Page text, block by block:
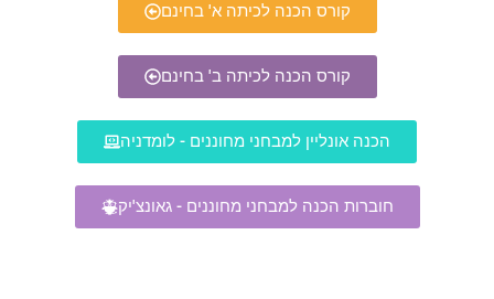
קורס הכנה לכיתה א' בחינם
קורס הכנה לכיתה ב' בחינם
הכנה אונליין למבחני מחוננים - לומדניה
חוברות הכנה למבחני מחוננים - גאונצ'יק